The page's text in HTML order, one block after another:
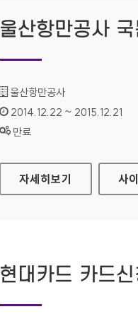
울산항만공사 국
기관명 :
울산항만공사
인증기간 :
2014.12.22 ~ 2015.12.21
상태 :
만료
울산항만공사 국문 홈페
자세히보기 사
현대카드 카드